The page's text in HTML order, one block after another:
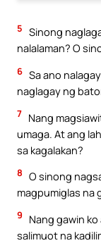
5 Sinong
nalalaman? O
6 Sa ano
naglagay ng
7 Nang
umaga. At ang
sa kagalakan?
8 O sinong
magpumiglas na
9
Nang gawin
salimuot na